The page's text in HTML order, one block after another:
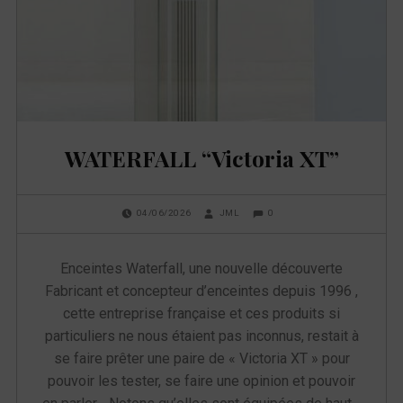
WATERFALL “Victoria XT”
04/06/2026
JML
COMMENTS:0
Enceintes Waterfall, une nouvelle découverte
Fabricant et concepteur d’enceintes depuis 1996 ,
cette entreprise française et ces produits si
particuliers ne nous étaient pas inconnus, restait à
se faire prêter une paire de « Victoria XT » pour
pouvoir les tester, se faire une opinion et pouvoir